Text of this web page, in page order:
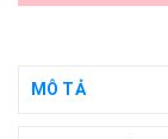
MÔ TẢ